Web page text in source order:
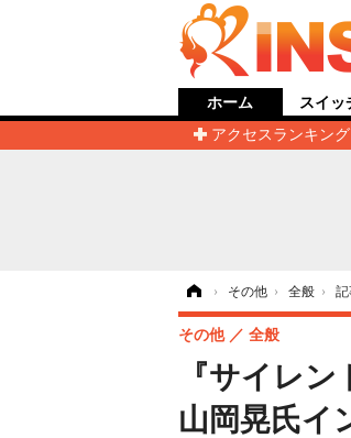
ホーム
アクセスランキング
スイッ
› その他 › 全般 ›
『サイレ
山岡晃氏イ
その他 全般